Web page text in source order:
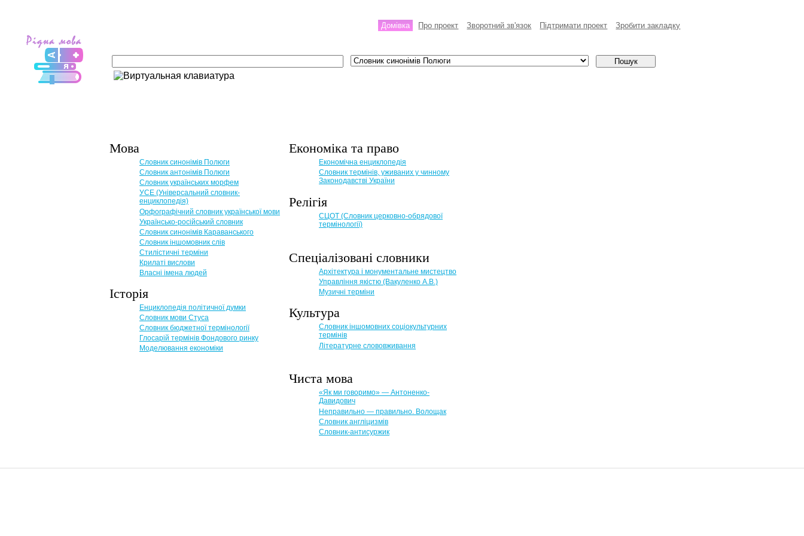
Домівка Про проект Зворотний зв'язок Пiдтримати проект Зробити закладку
Мова
Словник синонімів Полюги
Словник антонімів Полюги
Словник українських морфем
УСЕ (Універсальний словник-
енциклопедія)
Орфографічний словник української мови
Українсько-російський словник
Словник синонімів Караванського
Словник іншомовник слів
Стилістичні терміни
Крилаті вислови
Власні імена людей
Історія
Енциклопедія політичної думки
Словник мови Стуса
Словник бюджетної термінології
Глосарій термінів Фондового ринку
Моделювання економіки
Економіка та право
Eкономічна енциклопедія
Словник термінів, уживаних у чинному
Законодавстві України
Релігія
СЦОТ (Словник церковно-обрядової
термінології)
Спеціалізовані словники
Архітектура і монументальне мистецтво
Управління якістю (Вакуленко А.В.)
Музичні терміни
Культура
Словник іншомовних соціокультурних
термінів
Літературне слововживання
Чиста мова
«Як ми говоримо» — Антоненко-
Давидович
Неправильно — правильно. Волощак
Словник англіцизмів
Словник-антисуржик